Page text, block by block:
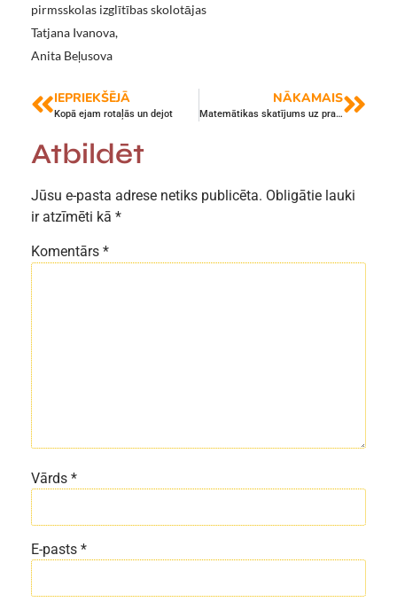
pirmsskolas izglītības skolotājas
Tatjana Ivanova,
Anita Beļusova
IEPRIEKŠĒJĀ
Kopā ejam rotaļās un dejot
NĀKAMAIS
Matemātikas skatījums uz praktisko nodarbību nozīmi
Atbildēt
Jūsu e-pasta adrese netiks publicēta. Obligātie lauki
ir atzīmēti kā *
Komentārs *
Vārds *
E-pasts *